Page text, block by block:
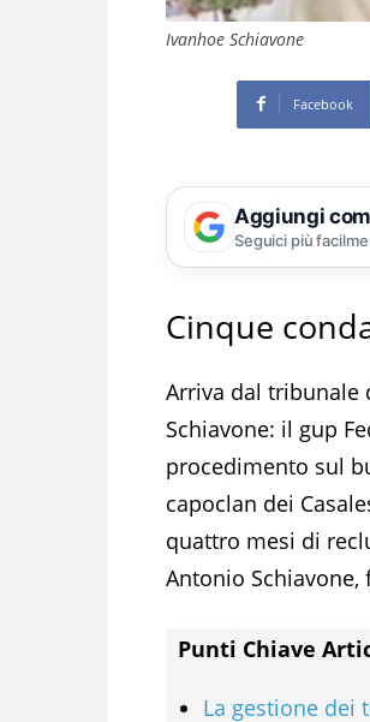
Ivanhoe Schiavone
Facebook
Aggiungi
Seguici più
Cinque
Arriva dal tribunale
Schiavone: il gup
procedimento sul
capoclan dei
quattro mesi di
Antonio
Punti Chiave
La gestione dei